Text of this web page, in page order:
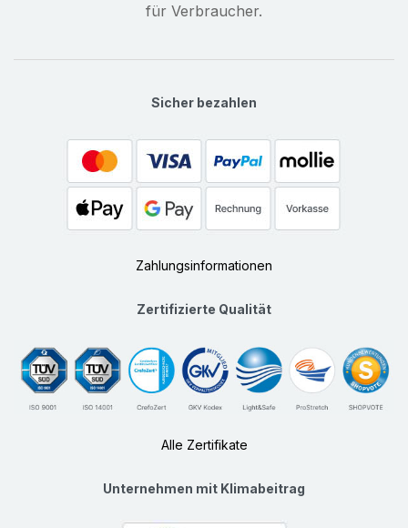
für Verbraucher.
Sicher bezahlen
Zahlungsinformationen
Zertifizierte Qualität
Alle Zertifikate
Unternehmen mit Klimabeitrag